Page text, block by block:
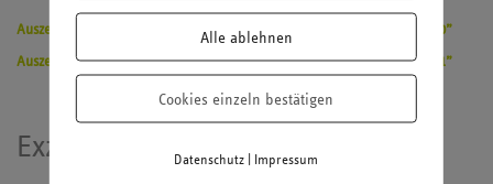
Auszeichnung brand eins “Beste Steuerberater & Wirtschaftsprüfer 2020”
Auszeichnung brand eins “Beste Steuerberater & Wirtschaftsprüfer 2021”
Exzellenter Arbeitgeber
Alle ablehnen
Cookies einzeln bestätigen
Datenschutz| Impressum